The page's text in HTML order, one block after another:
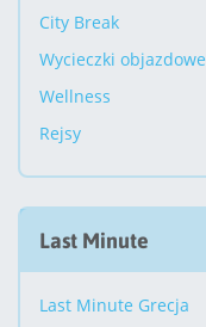
City Break
Wycieczki objazdowe
Wellness
Rejsy
Last Minute
Last Minute Grecja